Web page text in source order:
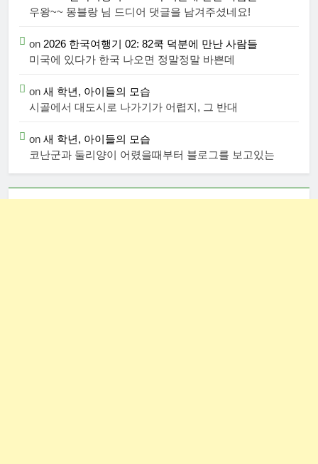
우왕~~ 몽블랑 님 드디어 댓글을 남겨주셨네요!
on 2026 한국여행기 02: 82쿡 덕분에 만난 사람들
미국에 있다가 한국 나오면 정말정말 바쁜데
on 새 학년, 아이들의 모습
시골에서 대도시로 나가기가 어렵지, 그 반대
on 새 학년, 아이들의 모습
코난군과 둘리양이 어렸을때부터 블로그를 보고있는